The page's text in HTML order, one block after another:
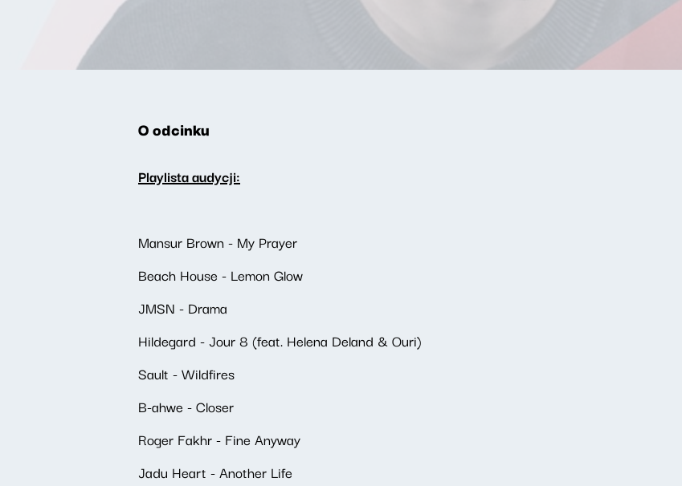
O odcinku
Playlista audycji:
Mansur Brown - My Prayer
Beach House - Lemon Glow
JMSN - Drama
Hildegard - Jour 8 (feat. Helena Deland & Ouri)
Sault - Wildfires
B-ahwe - Closer
Roger Fakhr - Fine Anyway
Jadu Heart - Another Life